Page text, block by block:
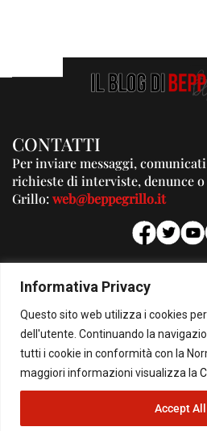
Informativa Privacy
Questo sito web utilizza i cookies
dell'utente. Continuando la
tutti i cookie in conformità con la
maggiori informazioni visualizza la
Accept All
CONTATTI
Per inviare messaggi,
richieste di interviste, denunce o
Grillo:web@beppegrillo.it
Per la tua
© Copyright 2026 - Il Blog di Beppe Grillo.